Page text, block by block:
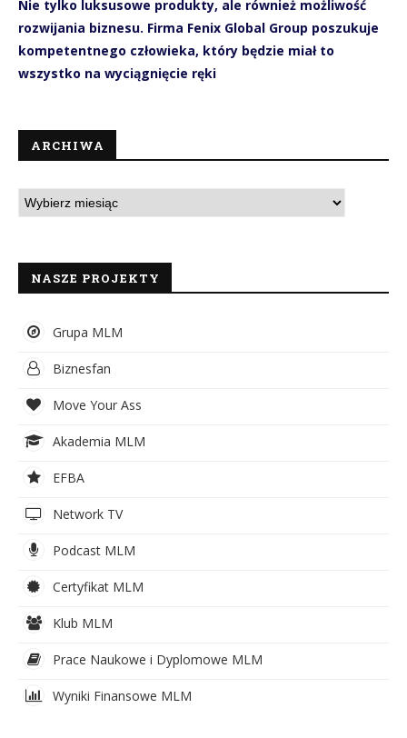
Nie tylko luksusowe produkty, ale również możliwość
rozwijania biznesu. Firma Fenix Global Group poszukuje
kompetentnego człowieka, który będzie miał to
wszystko na wyciągnięcie ręki
ARCHIWA
NASZE PROJEKTY
Grupa MLM
Biznesfan
Move Your Ass
Akademia MLM
EFBA
Network TV
Podcast MLM
Certyfikat MLM
Klub MLM
Prace Naukowe i Dyplomowe MLM
Wyniki Finansowe MLM